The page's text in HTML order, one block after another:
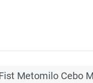
Metomilo Cebo